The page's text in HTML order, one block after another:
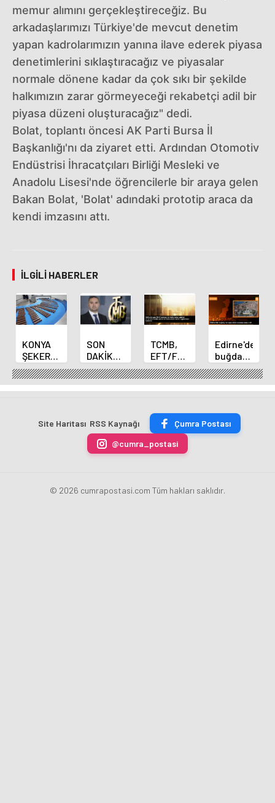
memur alımını gerçekleştireceğiz. Bu
arkadaşlarımızı Türkiye'de mevcut denetim
yapan kadrolarımızın yanına ilave ederek piyasa
denetimlerini sıklaştıracağız ve piyasalar
normale dönene kadar da çok sıkı bir şekilde
halkımızın zarar görmeyeceği rekabetçi adil bir
piyasa düzeni oluşturacağız" dedi.
Bolat, toplantı öncesi AK Parti Bursa İl
Başkanlığı'nı da ziyaret etti. Ardından Otomotiv
Endüstrisi İhracatçıları Birliği Mesleki ve
Anadolu Lisesi'nde öğrencilerle bir araya gelen
Bakan Bolat, 'Bolat' adındaki prototip araca da
kendi imzasını attı.
İLGILI HABERLER
KONYA
ŞEKER
YILLIK 7
BİN 500
TON
ÜRETİLECEK
SON
DAKİKA
HABERİ:
Yeni
Merkez
Fatih
Karahan
oldu
TCMB,
EFT/FAST
işlemleri
için
fazla
uygulamasını
kaldırdı
Edirne'de
buğday
ve arpa
ekim
sezonu
erdi
Site Haritası RSS Kaynağı
Çumra Postası
@cumra_postasi
© 2026 cumrapostasi.com Tüm hakları saklıdır.